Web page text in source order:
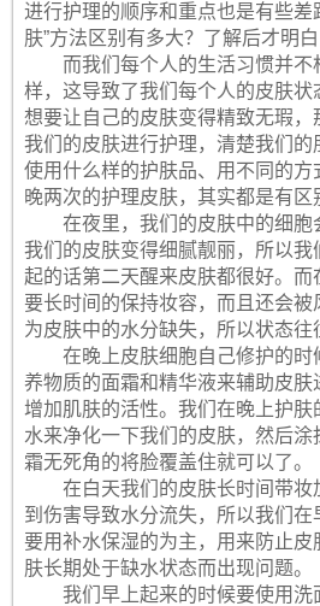
进行护理的顺序和重点也是有些差
肤”方法区别有多大？了解后才明
而我们每个人的生活习惯并
样，这导致了我们每个人的皮肤状
想要让自己的皮肤变得精致无瑕
我们的皮肤进行护理，清楚我们
使用什么样的护肤品、用不同的
晚两次的护理皮肤，其实都是有区
在夜里，我们的皮肤中的细胞
我们的皮肤变得细腻靓丽，所以
起的话第二天醒来皮肤都很好。而
要长时间的保持妆容，而且还会被
为皮肤中的水分缺失，所以状态往
在晚上皮肤细胞自己修护的时
养物质的面霜和精华液来辅助皮肤
增加肌肤的活性。我们在晚上护
水来净化一下我们的皮肤，然后
霜无死角的将脸覆盖住就可以了。
在白天我们的皮肤长时间带妆
到伤害导致水分流失，所以我们
要用补水保湿的为主，用来防止
肤长期处于缺水状态而出现问题。
我们早上起来的时候要使用洗